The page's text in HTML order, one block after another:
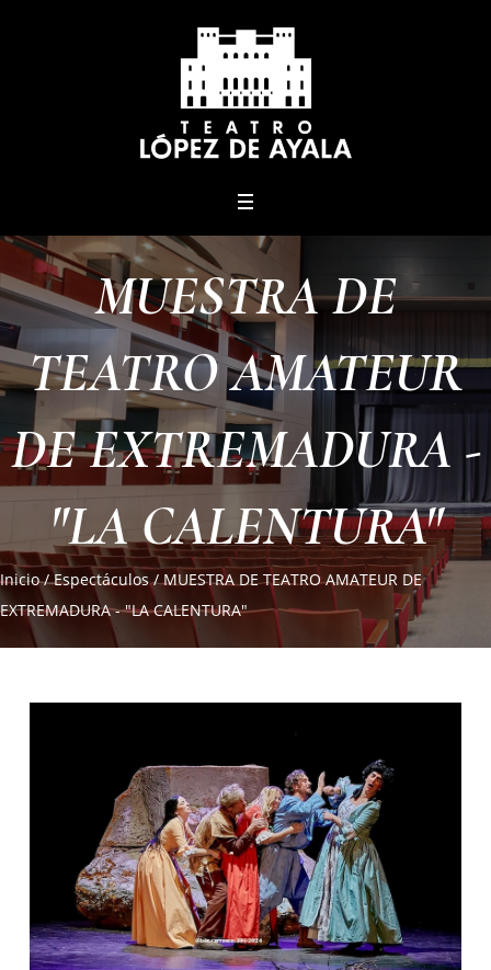
MUESTRA DE
TEATRO AMATEUR
DE EXTREMADURA -
"LA CALENTURA"
Inicio /Espectáculos /MUESTRA DE TEATRO AMATEUR DE
EXTREMADURA - "LA CALENTURA"